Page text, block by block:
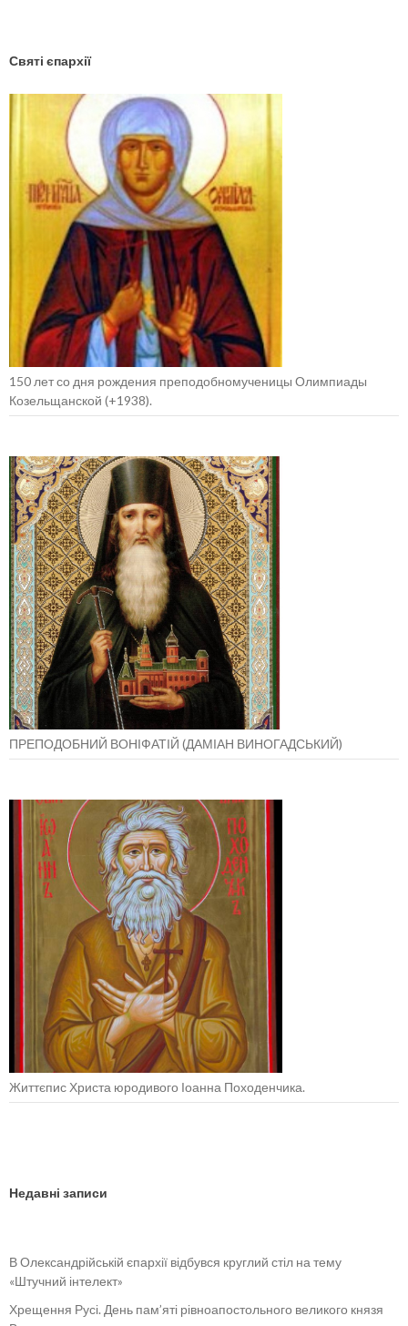
Святі єпархії
150 лет со дня рождения преподобномученицы Олимпиады
Козельщанской (+1938).
ПРЕПОДОБНИЙ ВОНІФАТІЙ (ДАМІАН ВИНОГАДСЬКИЙ)
Життєпис Христа юродивого Іоанна Походенчика.
Недавні записи
В Олександрійській єпархії відбувся круглий стіл на тему
«Штучний інтелект»
Хрещення Русі. День пам’яті рівноапостольного великого князя